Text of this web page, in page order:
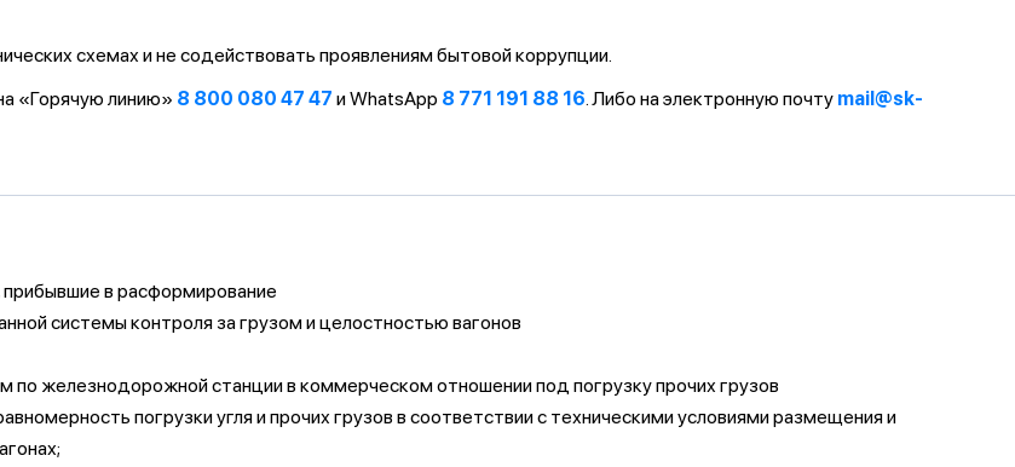
схемах и не содействовать проявлениям бытовой коррупции.
«Горячую линию» 8 800 080 47 47 и WhatsApp 8 771 191 88 16. Либо на электронную почту mail@sk-
в расформирование
системы контроля за грузом и целостностью вагонов
железнодорожной станции в коммерческом отношении под погрузку прочих грузов
погрузки угля и прочих грузов в соответствии с техническими условиями размещения и